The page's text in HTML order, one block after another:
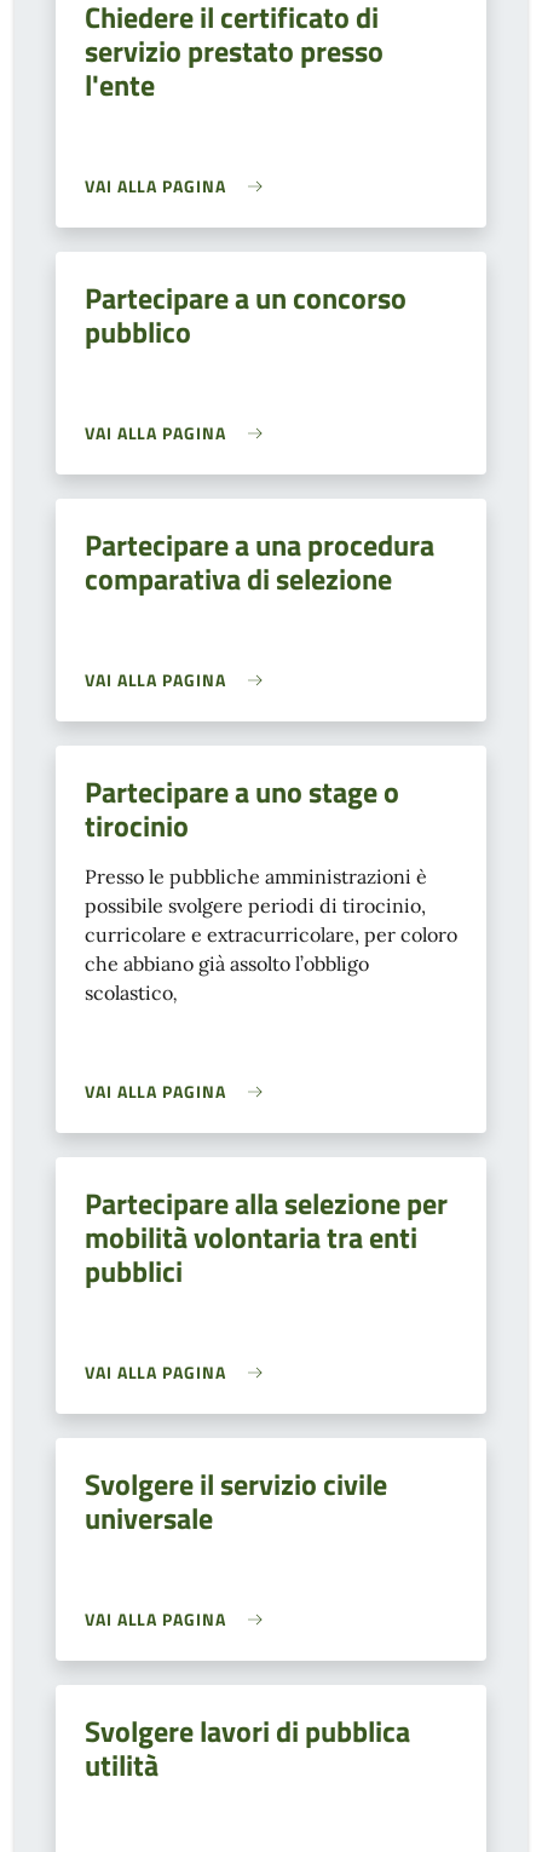
Chiedere il certificato di
servizio prestato presso
l'ente
VAI ALLA PAGINA
Partecipare a un concorso
pubblico
VAI ALLA PAGINA
Partecipare a una procedura
comparativa di selezione
VAI ALLA PAGINA
Partecipare a uno stage o
tirocinio
Presso le pubbliche amministrazioni è
possibile svolgere periodi di tirocinio,
curricolare e extracurricolare, per coloro
che abbiano già assolto l’obbligo
scolastico,
VAI ALLA PAGINA
Partecipare alla selezione per
mobilità volontaria tra enti
pubblici
VAI ALLA PAGINA
Svolgere il servizio civile
universale
VAI ALLA PAGINA
Svolgere lavori di pubblica
utilità